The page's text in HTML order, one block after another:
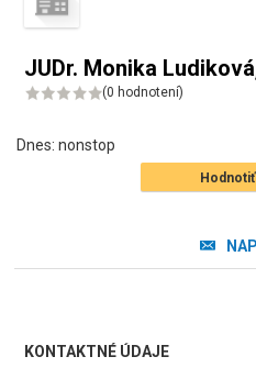
JUDr. Monika
(0 hodnotení)
Dnes: nonstop
KONTAKTNÉ ÚDAJE